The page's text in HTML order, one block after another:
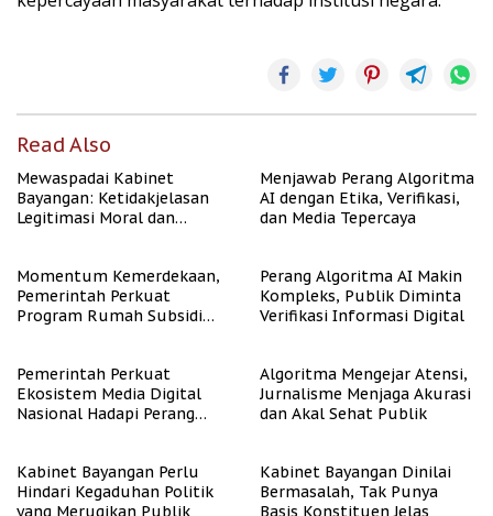
Read Also
Mewaspadai Kabinet
Bayangan: Ketidakjelasan
Legitimasi Moral dan
Menjawab Perang Algoritma
AI dengan Etika, Verifikasi,
dan Media Tepercaya
Momentum Kemerdekaan,
Pemerintah Perkuat
Program Rumah Subsidi
Perang Algoritma AI Makin
Kompleks, Publik Diminta
Verifikasi Informasi Digital
Pemerintah Perkuat
Ekosistem Media Digital
Nasional Hadapi Perang
Algoritma Mengejar Atensi,
Jurnalisme Menjaga Akurasi
dan Akal Sehat Publik
Kabinet Bayangan Perlu
Hindari Kegaduhan Politik
yang Merugikan Publik
Kabinet Bayangan Dinilai
Bermasalah, Tak Punya
Basis Konstituen Jelas